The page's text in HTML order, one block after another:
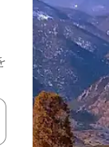
するか、画面を